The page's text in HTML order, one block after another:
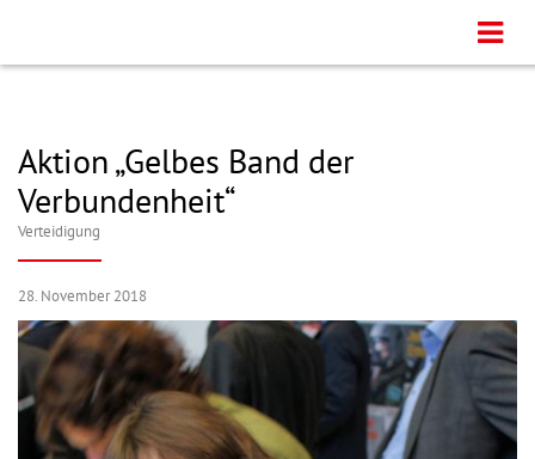
Aktion „Gelbes Band der
Verbundenheit“
Verteidigung
28. November 2018